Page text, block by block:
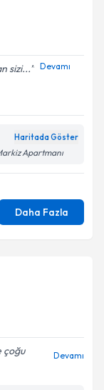
sizi... Devamı
Haritada Göster
Apartmanı
Daha Fazla
çoğu
Devamı